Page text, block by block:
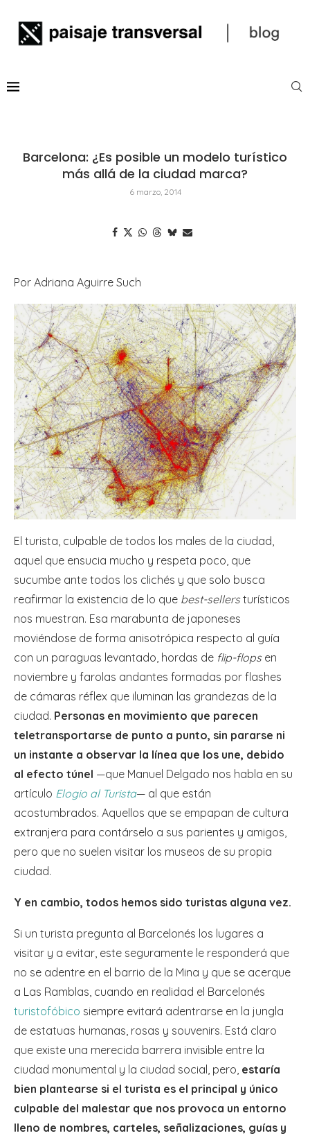
Barcelona: ¿Es posible un modelo turístico
más allá de la ciudad marca?
6 marzo, 2014
Por Adriana Aguirre Such
El turista, culpable de todos los males de la ciudad,
aquel que ensucia mucho y respeta poco, que
sucumbe ante todos los clichés y que solo busca
reafirmar la existencia de lo que best-sellers turísticos
nos muestran. Esa marabunta de japoneses
moviéndose de forma anisotrópica respecto al guía
con un paraguas levantado, hordas de flip-flops en
noviembre y farolas andantes formadas por flashes
de cámaras réflex que iluminan las grandezas de la
ciudad. Personas en movimiento que parecen
teletransportarse de punto a punto, sin pararse ni
un instante a observar la línea que los une, debido
al efecto túnel —que Manuel Delgado nos habla en su
artículo Elogio al Turista— al que están
acostumbrados. Aquellos que se empapan de cultura
extranjera para contárselo a sus parientes y amigos,
pero que no suelen visitar los museos de su propia
ciudad.
Y en cambio, todos hemos sido turistas alguna vez.
Si un turista pregunta al Barcelonés los lugares a
visitar y a evitar, este seguramente le responderá que
no se adentre en el barrio de la Mina y que se acerque
a Las Ramblas, cuando en realidad el Barcelonés
turistofóbico siempre evitará adentrarse en la jungla
de estatuas humanas, rosas y souvenirs. Está claro
que existe una merecida barrera invisible entre la
ciudad monumental y la ciudad social, pero, estaría
bien plantearse si el turista es el principal y único
culpable del malestar que nos provoca un entorno
lleno de nombres, carteles, señalizaciones, guías y